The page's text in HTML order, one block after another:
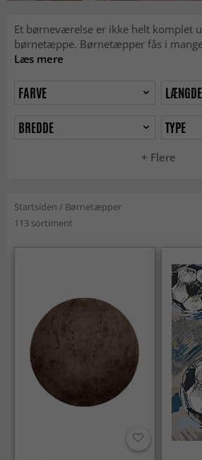
Et børneværelse er ikke helt komplet
børnetæppe. Børnetæpper fås i
Læs mere
+ Flere
FARVE
LÆNGDE
BREDDE
TYPE
Startsiden / Børnetæpper
113 sortiment